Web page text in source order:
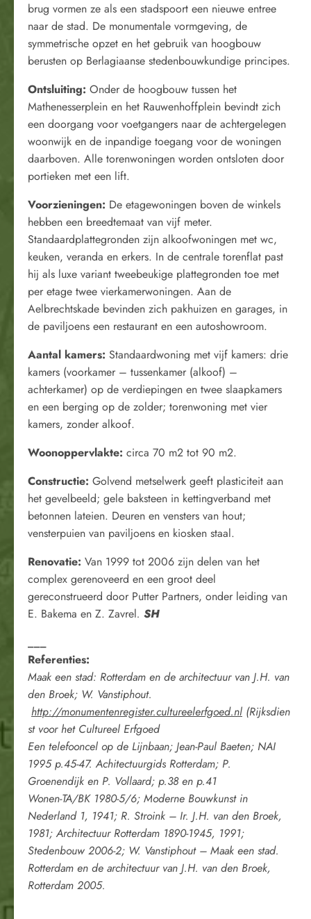
brug vormen ze als een stadspoort een nieuwe entree
naar de stad. De monumentale vormgeving, de
symmetrische opzet en het gebruik van hoogbouw
berusten op Berlagiaanse stedenbouwkundige principes.
Ontsluiting: Onder de hoogbouw tussen het
Mathenesserplein en het Rauwenhoffplein bevindt zich
een doorgang voor voetgangers naar de achtergelegen
woonwijk en de inpandige toegang voor de woningen
daarboven. Alle torenwoningen worden ontsloten door
portieken met een lift.
Voorzieningen: De etagewoningen boven de winkels
hebben een breedtemaat van vijf meter.
Standaardplattegronden zijn alkoofwoningen met wc,
keuken, veranda en erkers. In de centrale torenflat past
hij als luxe variant tweebeukige plattegronden toe met
per etage twee vierkamerwoningen. Aan de
Aelbrechtskade bevinden zich pakhuizen en garages, in
de paviljoens een restaurant en een autoshowroom.
Aantal kamers: Standaardwoning met vijf kamers: drie
kamers (voorkamer – tussenkamer (alkoof) –
achterkamer) op de verdiepingen en twee slaapkamers
en een berging op de zolder; torenwoning met vier
kamers, zonder alkoof.
Woonoppervlakte: circa 70 m2 tot 90 m2.
Constructie: Golvend metselwerk geeft plasticiteit aan
het gevelbeeld; gele baksteen in kettingverband met
betonnen lateien. Deuren en vensters van hout;
vensterpuien van paviljoens en kiosken staal.
Renovatie: Van 1999 tot 2006 zijn delen van het
complex gerenoveerd en een groot deel
gereconstrueerd door Putter Partners, onder leiding van
E. Bakema en Z. Zavrel. SH
Referenties:
Maak een stad: Rotterdam en de architectuur van J.H. van
den Broek; W. Vanstiphout.
http://monumentenregister.cultureelerfgoed.nl (Rijksdien
st voor het Cultureel Erfgoed
Een telefooncel op de Lijnbaan; Jean-Paul Baeten; NAI
1995 p.45-47. Achitectuurgids Rotterdam; P.
Groenendijk en P. Vollaard; p.38 en p.41
Wonen-TA/BK 1980-5/6; Moderne Bouwkunst in
Nederland 1, 1941; R. Stroink – Ir. J.H. van den Broek,
1981; Architectuur Rotterdam 1890-1945, 1991;
Stedenbouw 2006-2; W. Vanstiphout – Maak een stad.
Rotterdam en de architectuur van J.H. van den Broek,
Rotterdam 2005.